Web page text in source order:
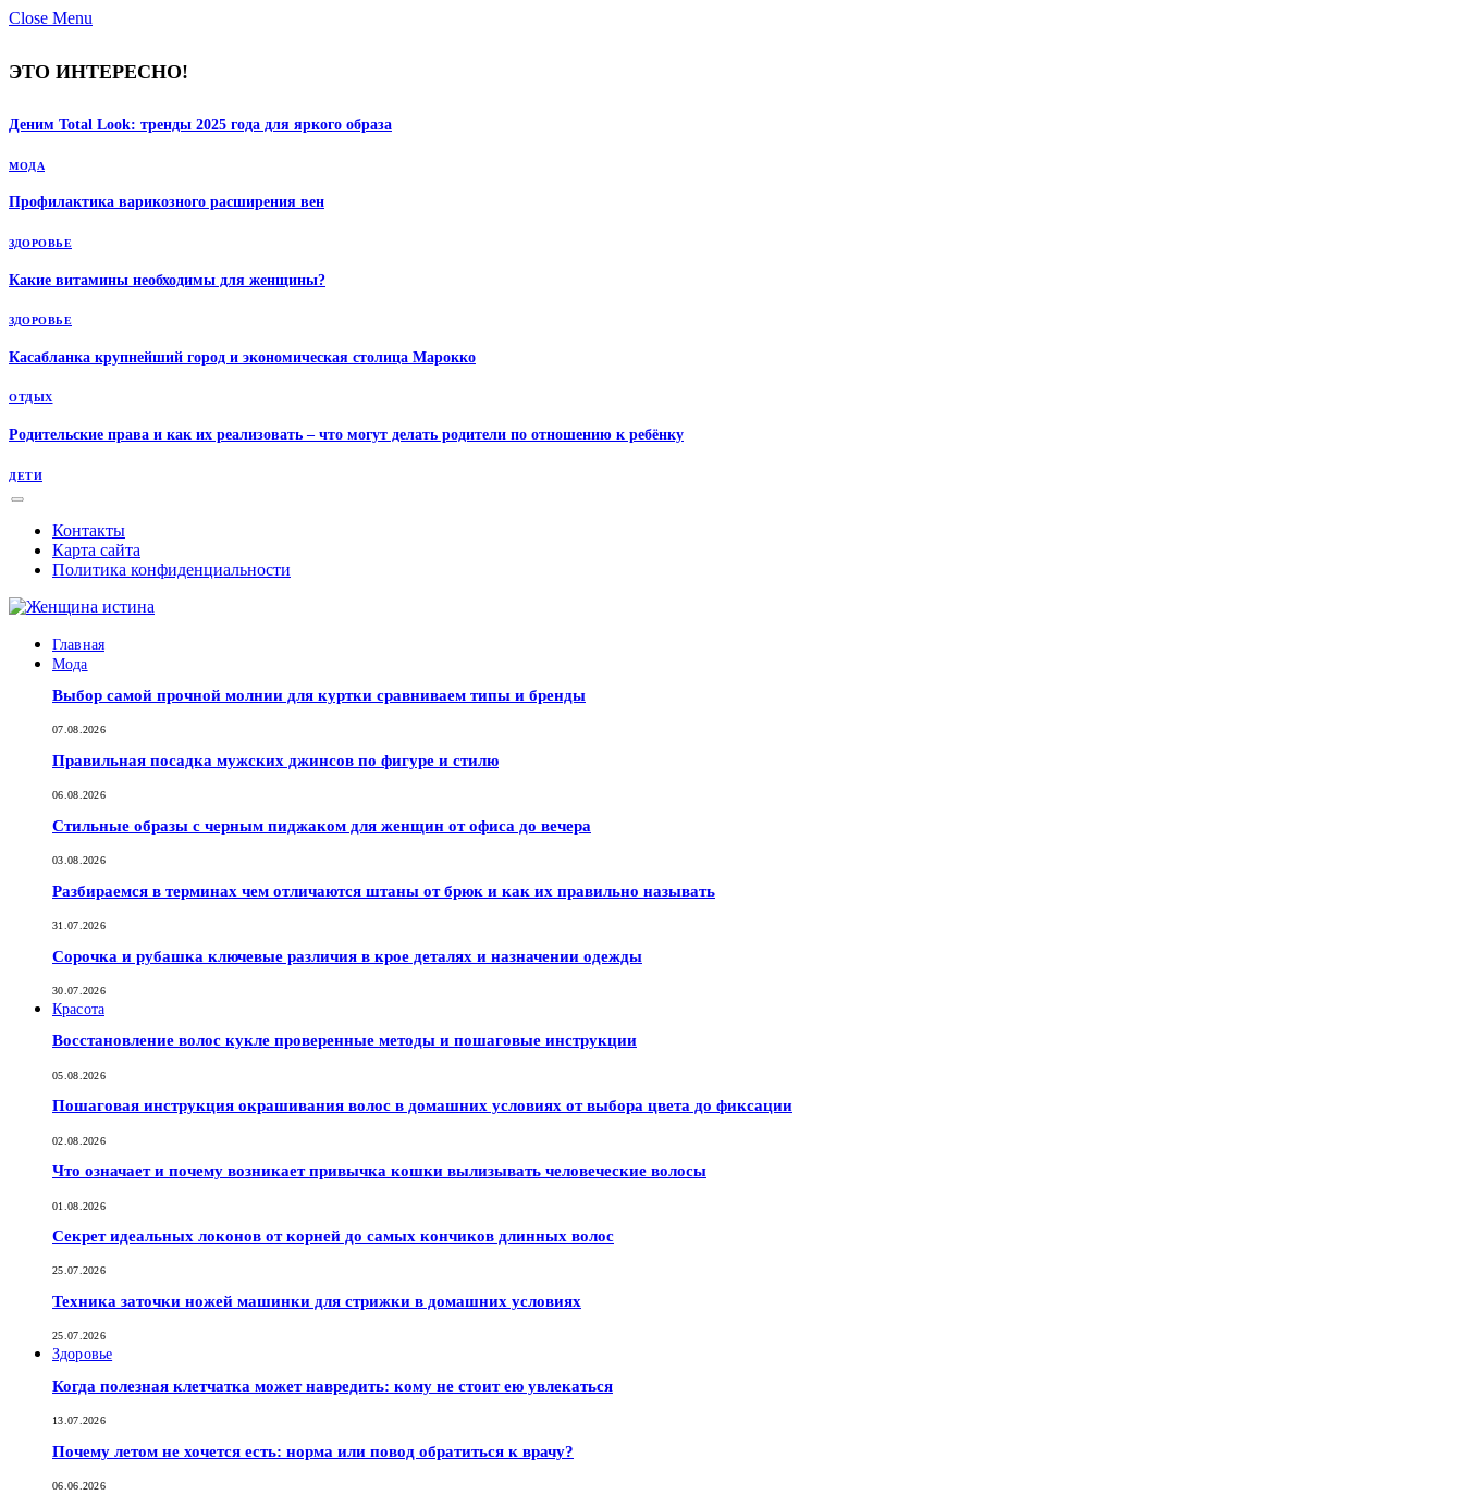
Close Menu
ЭТО ИНТЕРЕСНО!
Деним Total Look: тренды 2025 года для яркого образа
МОДА
Профилактика варикозного расширения вен
ЗДОРОВЬЕ
Какие витамины необходимы для женщины?
ЗДОРОВЬЕ
Касабланка крупнейший город и экономическая столица Марокко
ОТДЫХ
Родительские права и как их реализовать – что могут делать родители по отношению к ребёнку
ДЕТИ
Контакты
Карта сайта
Политика конфиденциальности
Главная
Мода
Выбор самой прочной молнии для куртки сравниваем типы и бренды
07.08.2026
Правильная посадка мужских джинсов по фигуре и стилю
06.08.2026
Стильные образы с черным пиджаком для женщин от офиса до вечера
03.08.2026
Разбираемся в терминах чем отличаются штаны от брюк и как их правильно называть
31.07.2026
Сорочка и рубашка ключевые различия в крое деталях и назначении одежды
30.07.2026
Красота
Восстановление волос кукле проверенные методы и пошаговые инструкции
05.08.2026
Пошаговая инструкция окрашивания волос в домашних условиях от выбора цвета до фиксации
02.08.2026
Что означает и почему возникает привычка кошки вылизывать человеческие волосы
01.08.2026
Секрет идеальных локонов от корней до самых кончиков длинных волос
25.07.2026
Техника заточки ножей машинки для стрижки в домашних условиях
25.07.2026
Здоровье
Когда полезная клетчатка может навредить: кому не стоит ею увлекаться
13.07.2026
Почему летом не хочется есть: норма или повод обратиться к врачу?
06.06.2026